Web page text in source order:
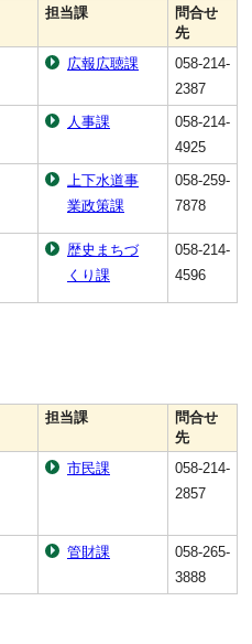
担当課
問合せ
先
広報広聴課
058-214-
2387
人事課
058-214-
4925
上下水道事
業政策課
058-259-
7878
歴史まちづ
くり課
058-214-
4596
担当課
問合せ
先
市民課
058-214-
2857
管財課
058-265-
3888